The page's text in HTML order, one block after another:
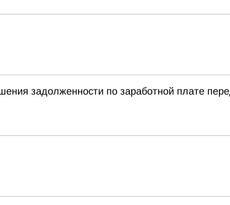
задолженности по заработной плате